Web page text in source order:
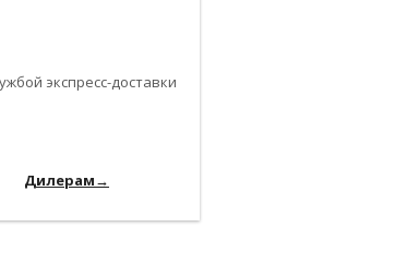
экспресс-доставки
Дилерам→